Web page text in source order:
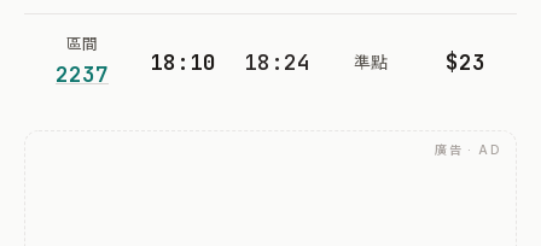
區間
2237 18:10 18:24 準點 $23
廣告 · AD